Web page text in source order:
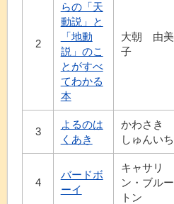
2
らの「天
動説」と
「地動
説」のこ
とがすべ
てわかる
本
大朝 由美
子
3
よるのは
くあき
かわさき
しゅんいち
4
バードボ
ーイ
キャサリ
ン・ブルー
トン